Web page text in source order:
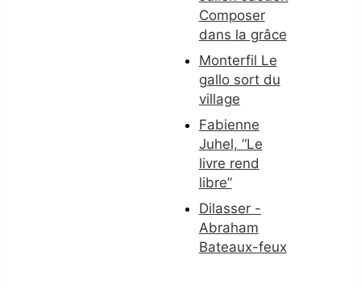
Composer
dans la grâce
Monterfil Le
gallo sort du
village
Fabienne
Juhel, “Le
livre rend
libre”
Dilasser -
Abraham
Bateaux-feux